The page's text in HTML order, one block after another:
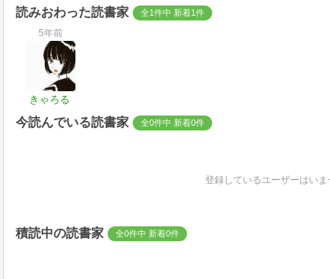
読みおわった読書家 全1件中 新着1件
5年前
きゃろる
今読んでいる読書家 全0件中 新着0件
登録しているユーザーはいま
積読中の読書家 全0件中 新着0件